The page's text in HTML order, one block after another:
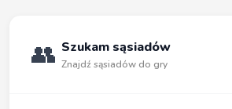
👥 Szukam sąsiadów
Znajdź sąsiadów do gry